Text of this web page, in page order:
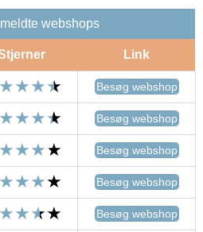
webshops
Link
Besøg webshop
Besøg webshop
Besøg webshop
Besøg webshop
Besøg webshop